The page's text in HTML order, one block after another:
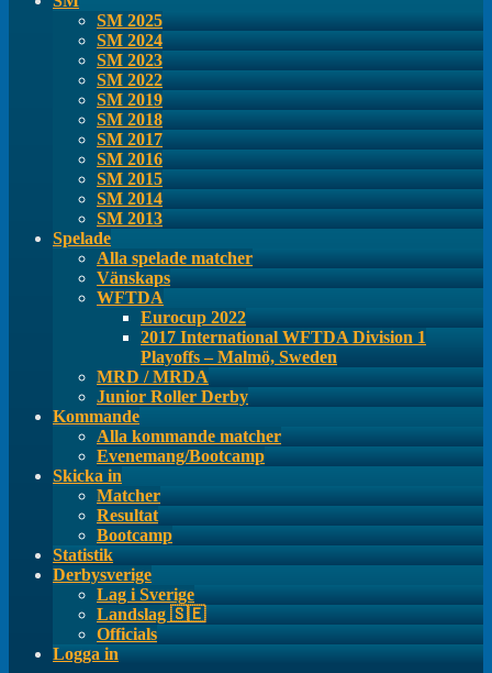
SM 2025
SM 2024
SM 2023
SM 2022
SM 2019
SM 2018
SM 2017
SM 2016
SM 2015
SM 2014
SM 2013
Spelade
Alla spelade matcher
Vänskaps
WFTDA
Eurocup 2022
2017 International WFTDA Division 1
Playoffs – Malmö, Sweden
MRD / MRDA
Junior Roller Derby
Kommande
Alla kommande matcher
Evenemang/Bootcamp
Skicka in
Matcher
Resultat
Bootcamp
Statistik
Derbysverige
Lag i Sverige
Landslag 🇸🇪
Officials
Logga in